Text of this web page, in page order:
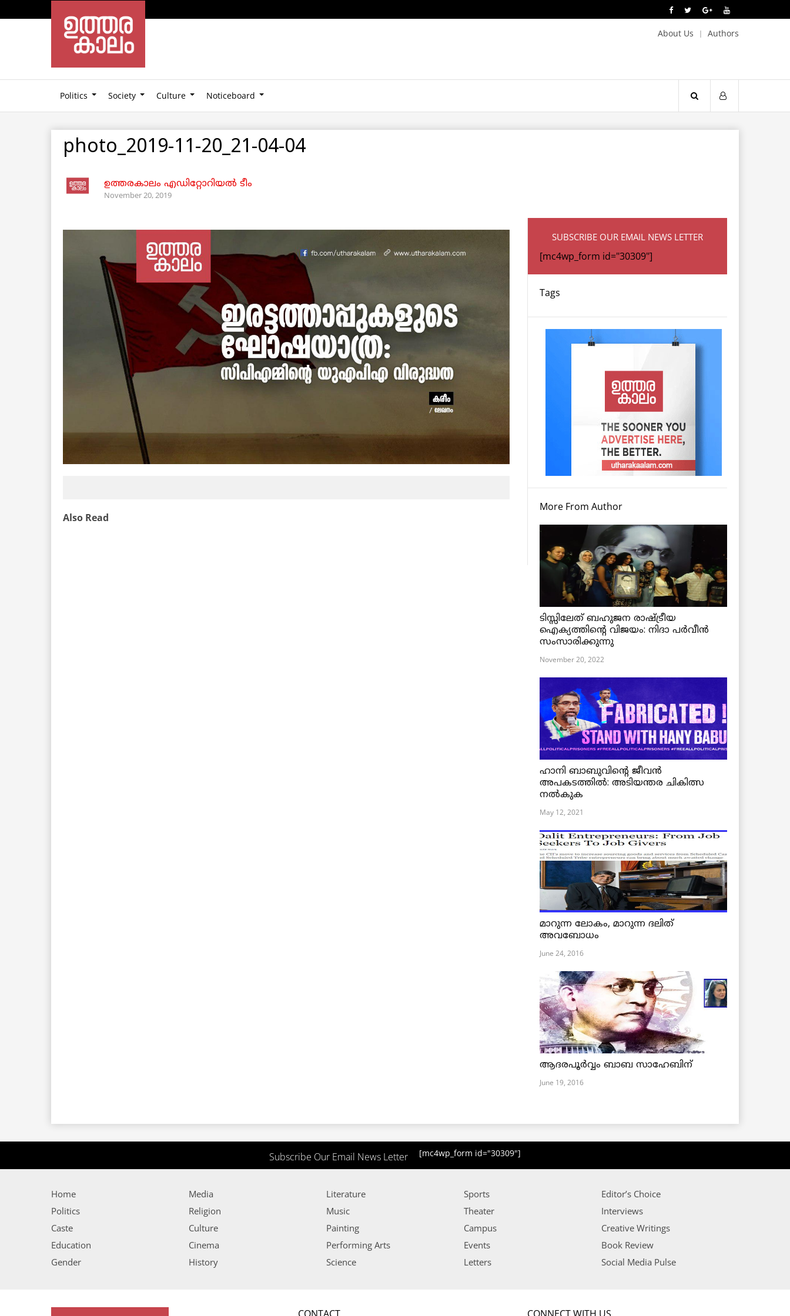
About Us Authors
Politics Society Culture Noticeboard
photo_2019-11-20_21-04-04
ഉത്തരകാലം എഡിറ്റോറിയല്‍ ടീം
November 20, 2019
Also Read
SUBSCRIBE OUR EMAIL NEWS LETTER
[mc4wp_form id="30309"]
Tags
More From Author
ടിസ്സിലേത് ബഹുജന രാഷ്ട്രീയ
ഐക്യത്തിന്റെ വിജയം: നിദാ പർവീൻ
സംസാരിക്കുന്നു
November 20, 2022
ഹാനി ബാബുവിന്റെ ജീവൻ
അപകടത്തിൽ: അടിയന്തര ചികിത്സ
നൽകുക
May 12, 2021
മാറുന്ന ലോകം, മാറുന്ന ദലിത്
അവബോധം
June 24, 2016
ആദരപൂര്‍വ്വം ബാബ സാഹേബിന്
June 19, 2016
Subscribe Our Email News Letter [mc4wp_form id="30309"]
Home
Politics
Caste
Education
Gender
Media
Religion
Culture
Cinema
History
Literature
Music
Painting
Performing Arts
Science
Sports
Theater
Campus
Events
Letters
Editor’s Choice
Interviews
Creative Writings
Book Review
Social Media Pulse